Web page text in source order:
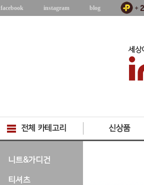
facebook instagram blog
전체 카테고리 신상품
니트&가디건
티셔츠